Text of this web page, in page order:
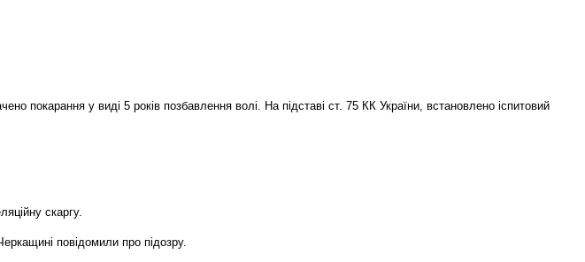
покарання у виді 5 років позбавлення волі. На підставі ст. 75 КК України, встановлено іспитовий
скаргу.
повідомили про підозру.